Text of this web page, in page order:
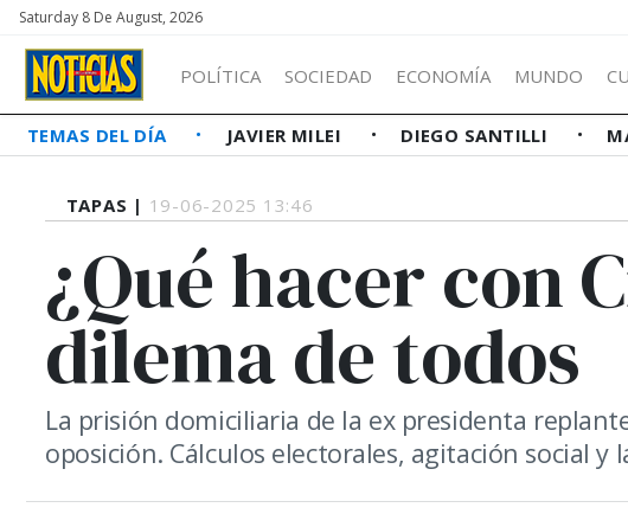
Saturday 8 De August, 2026
POLÍTICA SOCIEDAD ECONOMÍA MUNDO
TEMAS DEL DÍA JAVIER MILEI DIEGO SANTILLI
TAPAS | 19-06-2025 13:46
¿Qué hacer con
dilema de todos
La prisión domiciliaria de la ex presidenta
oposición. Cálculos electorales, agitación social y